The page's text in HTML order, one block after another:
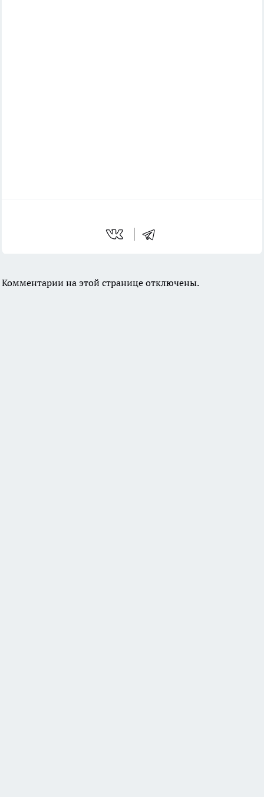
Комментарии на этой странице отключены.